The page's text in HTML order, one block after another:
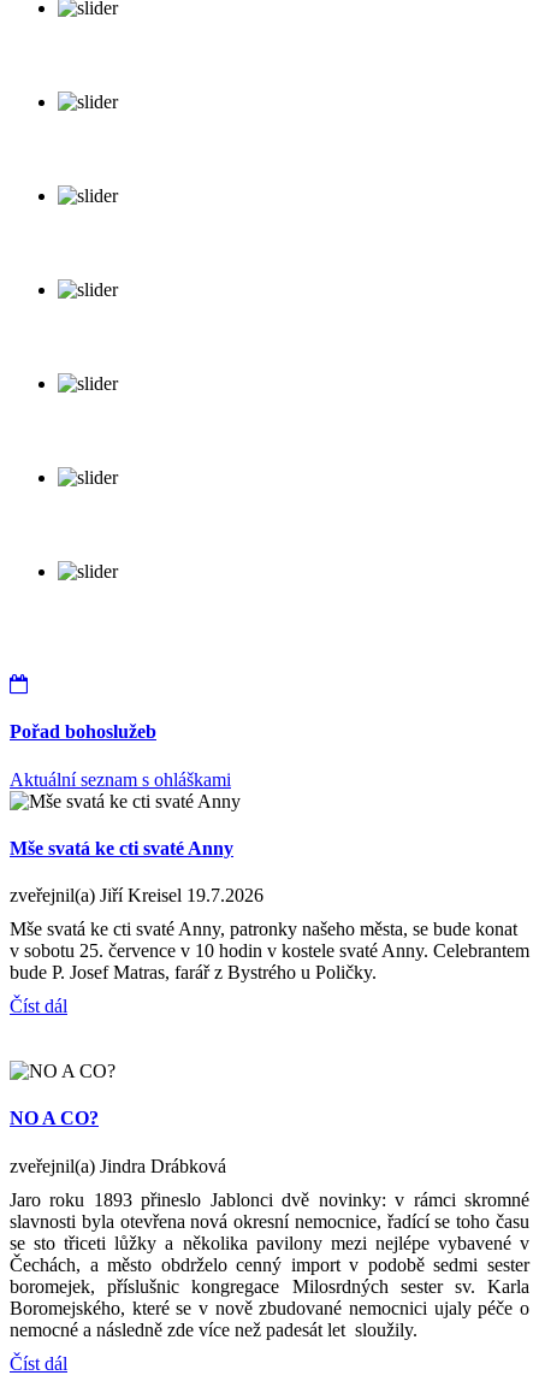
Pořad bohoslužeb
Aktuální seznam s ohláškami
Mše svatá ke cti svaté Anny
zveřejnil(a) Jiří Kreisel 19.7.2026
Mše svatá ke cti svaté Anny, patronky našeho města, se bude konat
v sobotu 25. července v 10 hodin v kostele svaté Anny. Celebrantem
bude P. Josef Matras, farář z Bystrého u Poličky.
Číst dál
NO A CO?
zveřejnil(a) Jindra Drábková
Jaro roku 1893 přineslo Jablonci dvě novinky: v rámci skromné
slavnosti byla otevřena nová okresní nemocnice, řadící se toho času
se sto třiceti lůžky a několika pavilony mezi nejlépe vybavené v
Čechách, a město obdrželo cenný import v podobě sedmi sester
boromejek, příslušnic kongregace Milosrdných sester sv. Karla
Boromejského, které se v nově zbudované nemocnici ujaly péče o
nemocné a následně zde více než padesát let sloužily.
Číst dál